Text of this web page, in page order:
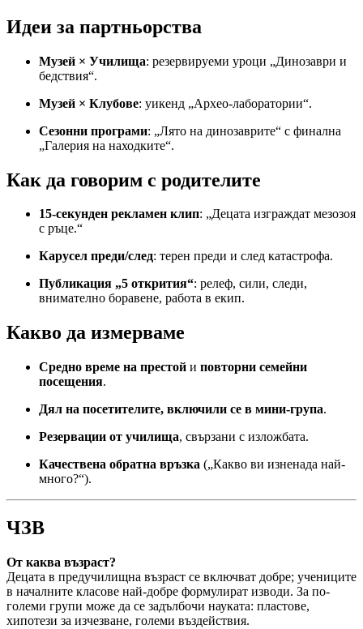
Идеи за партньорства
Музей × Училища: резервируеми уроци „Динозаври и
бедствия“.
Музей × Клубове: уикенд „Архео-лаборатории“.
Сезонни програми: „Лято на динозаврите“ с финална
„Галерия на находките“.
Как да говорим с родителите
15-секунден рекламен клип: „Децата изграждат мезозоя
с ръце.“
Карусел преди/след: терен преди и след катастрофа.
Публикация „5 открития“: релеф, сили, следи,
внимателно боравене, работа в екип.
Какво да измерваме
Средно време на престой и повторни семейни
посещения.
Дял на посетителите, включили се в мини-група.
Резервации от училища, свързани с изложбата.
Качествена обратна връзка („Какво ви изненада най-
много?“).
ЧЗВ
От каква възраст?
Децата в предучилищна възраст се включват добре; учениците
в началните класове най-добре формулират изводи. За по-
големи групи може да се задълбочи науката: пластове,
хипотези за изчезване, големи въздействия.